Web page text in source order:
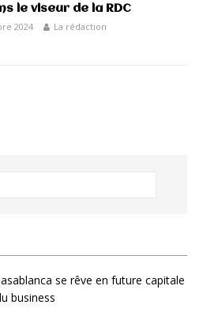
le viseur de la RDC
2024 La rédaction
se rêve en future capitale
business